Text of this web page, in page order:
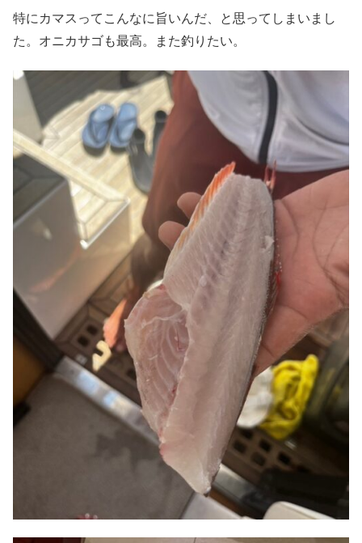
特にカマスってこんなに旨いんだ、と思ってしまいまし
た。オニカサゴも最高。また釣りたい。